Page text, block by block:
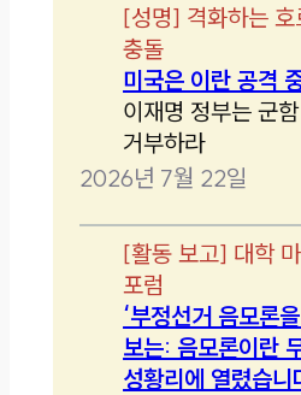
[성명] 격화하는
충돌
미국은 이란 공격
이재명 정부는 군
거부하라
2026년 7월 22일
[활동 보고] 대학
포럼
‘부정선거 음모론
보는: 음모론이란
성황리에 열렸습니